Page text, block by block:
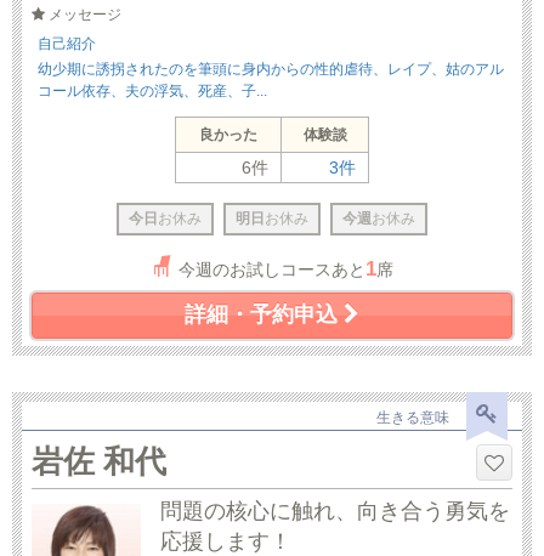
メッセージ
自己紹介
幼少期に誘拐されたのを筆頭に身内からの性的虐待、レイプ、姑のアル
コール依存、夫の浮気、死産、子...
良かった 体験談
6件 3件
今日 お休み 明日 お休み 今週 お休み
今週のお試しコースあと 1席
詳細・予約申込
生きる意味
岩佐 和代
問題の核心に触れ、向き合う勇気を
応援します！